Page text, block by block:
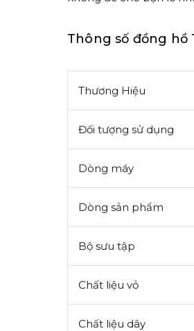
Thông số đồng hồ
Thương Hiệu
Đối tượng sử dụng
Dòng máy
Dòng sản phẩm
Bộ sưu tập
Chất liệu vỏ
Chất liệu dây